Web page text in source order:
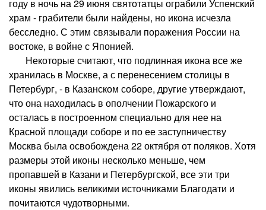
году в ночь на 29 июня святотатцы ограбили Успенский
храм - грабители были найдены, но икона исчезла
бесследно. С этим связывали поражения России на
востоке, в войне с Японией.
Некоторые считают, что подлинная икона все же
хранилась в Москве, а с перенесением столицы в
Петербург, - в Казанском соборе, другие утверждают,
что она находилась в ополчении Пожарского и
осталась в построенном специально для нее на
Красной площади соборе и по ее заступничеству
Москва была освобождена 22 октября от поляков. Хотя
размеры этой иконы несколько меньше, чем
пропавшей в Казани и Петербургской, все эти три
иконы явились великими источниками Благодати и
почитаются чудотворными.